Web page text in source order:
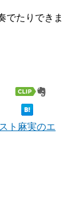
でたりできま
ト麻実のエ